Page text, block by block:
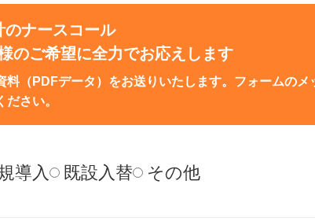
のナースコール
のご希望に全力でお応えします
料（PDFデータ）をお送りいたします。フォームのメ
さい。
導入 既設入替 その他